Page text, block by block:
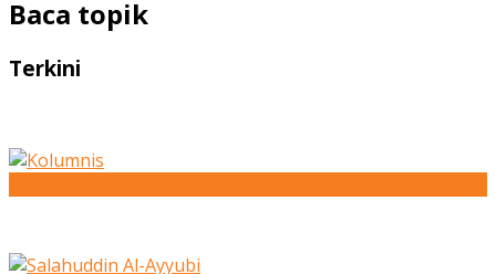
Baca topik
Terkini